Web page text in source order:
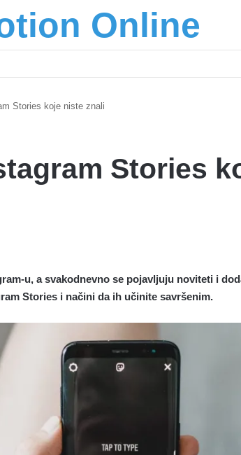
Online
i Excel Grašić osnažuju mlade u regionu
Stories koje niste znali
Stories
u, a svakodnevno se pojavljuju noviteti i
Stories i načini da ih učinite savršenim.